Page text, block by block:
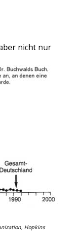
nicht nur
Hopkins